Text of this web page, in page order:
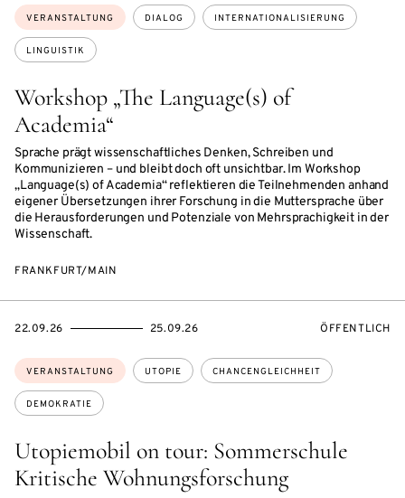
Workshop „The Language(s) of
Academia“
Sprache prägt wissenschaftliches Denken, Schreiben und
Kommunizieren – und bleibt doch oft unsichtbar. Im Workshop
„Language(s) of Academia“ reflektieren die Teilnehmenden anhand
eigener Übersetzungen ihrer Forschung in die Muttersprache über
die Herausforderungen und Potenziale von Mehrsprachigkeit in der
Wissenschaft.
Themen:
VERANSTALTUNG DIALOG INTERNATIONALISIERUNG
LINGUISTIK
FRANKFURT/MAIN
Utopiemobil on tour: Sommerschule
Kritische Wohnungsforschung
Themen:
VERANSTALTUNG UTOPIE CHANCENGLEICHHEIT
DEMOKRATIE
EVENTBEGINSON
22.09.26
EVENTENDSON 25.09.26 ÖFFENTLICH